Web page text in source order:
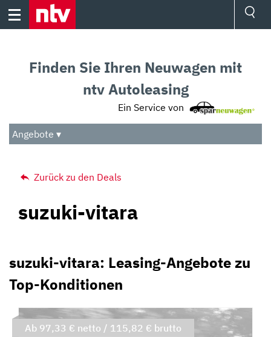
Skip
Audio
Das Beste
Finden Sie Ihren Neuwagen mit
ntv Autoleasing
Ein Service von
Angebote ▾
Zurück zu den Deals
suzuki-vitara
suzuki-vitara: Leasing-Angebote zu
Top-Konditionen
Ab 97,33 € netto / 115,82 € brutto